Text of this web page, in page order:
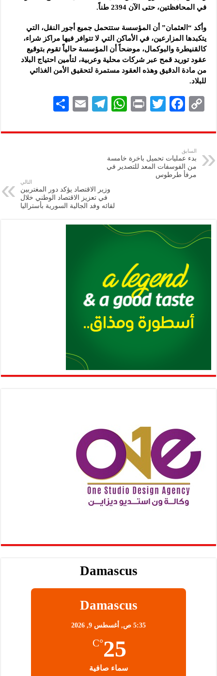
في المحافظتين، حتى الآن 2394 طناً.
وأكد “العثمان” أن المؤسسة ستتحمل جميع أجور النقل، التي
يتكبدها المزارعين، في الأماكن التي لا تتوافر فيها مراكز شراء،
كالقنيطرة والبوكمال، موضحاً أن المؤسسة حالياً تقوم بتوقيع
عقود توريد قمح عبر شركات محلية وعربية، لتأمين احتياج البلاد
من مادة الدقيق وهذه العقود مستمرة لتحقيق الأمن الغذائي
للبلاد.
C
p
y
Li
n
F
eb
k
T
tt
P
nt
W
at
A
p
Te
gr
E
ai
ar
السابق
بدء عمليات تحميل باخرة خامسة
من الفوسفات المعد للتصدير في
مرفأ طرطوس
التالي
وزير الاقتصاد يؤكد دور المغتربين
في تعزيز الاقتصاد الوطني خلال
لقائه وفد الجالية السورية بأستراليا
Damascus
Damascus
5:35 ص, أغسطس 9, 2026
25
°C
سماء صافية